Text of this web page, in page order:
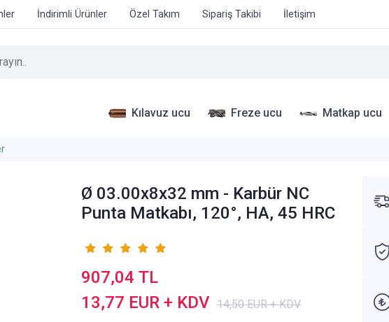
İndirimli Ürünler Özel Takım Sipariş Takibi İletişim
Kılavuz ucu Freze ucu Matkap ucu
Ø 03.00x8x32 mm - Karbür NC
Punta Matkabı, 120°, HA, 45 HRC
907,04 TL
13,77 EUR + KDV 14,50 EUR + KDV